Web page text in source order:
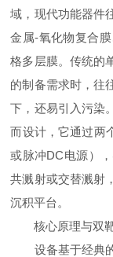
域，现代功能器件
金属-氧化物复合
格多层膜。传统的
的制备需求时，往
下，还易引入污染
而设计，它通过两
或脉冲DC电源）
共溅射或交替溅射
沉积平台。
核心原理与双靶
设备基于经典的